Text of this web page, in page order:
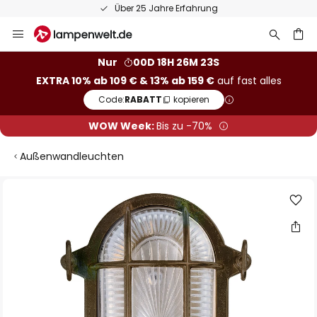
Über 25 Jahre Erfahrung
Inhalt
Nur
00D 18H 26M 23S
EXTRA 10% ab 109 € & 13% ab 159 €auf fast alles
Code:RABATT kopieren
WOW Week:Bis zu -70%
Außenwandleuchten